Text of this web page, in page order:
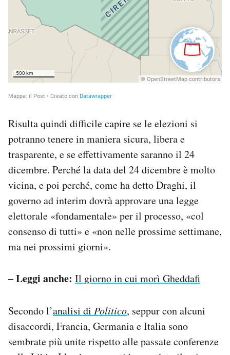
Risulta quindi difficile capire se le elezioni si
potranno tenere in maniera sicura, libera e
trasparente, e se effettivamente saranno il 24
dicembre. Perché la data del 24 dicembre è molto
vicina, e poi perché, come ha detto Draghi, il
governo ad interim dovrà approvare una legge
elettorale «fondamentale» per il processo, «col
consenso di tutti» e «non nelle prossime settimane,
ma nei prossimi giorni».
– Leggi anche: Il giorno in cui morì Gheddafi
Secondo l’analisi di Politico, seppur con alcuni
disaccordi, Francia, Germania e Italia sono
sembrate più unite rispetto alle passate conferenze